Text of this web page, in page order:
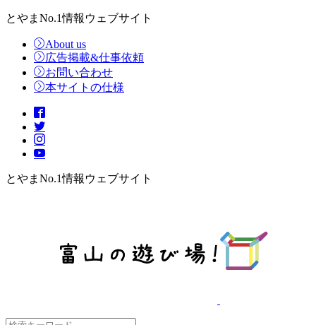
とやまNo.1情報ウェブサイト
About us
広告掲載&仕事依頼
お問い合わせ
本サイトの仕様
とやまNo.1情報ウェブサイト